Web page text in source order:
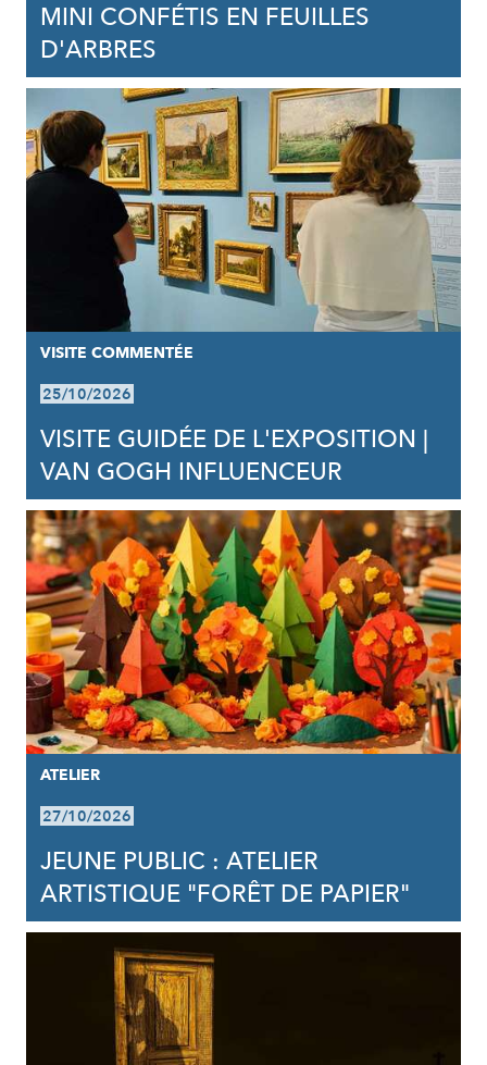
MINI CONFÉTIS EN FEUILLES
D'ARBRES
VISITE COMMENTÉE
25/10/2026
VISITE GUIDÉE DE L'EXPOSITION |
VAN GOGH INFLUENCEUR
ATELIER
27/10/2026
JEUNE PUBLIC : ATELIER
ARTISTIQUE "FORÊT DE PAPIER"